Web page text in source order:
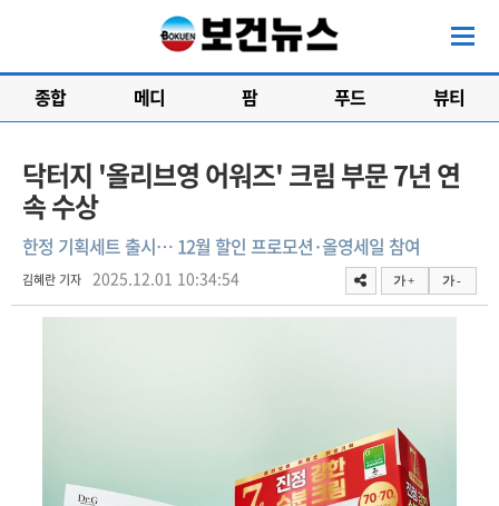
종합 메디 팜 푸드 뷰티
닥터지 '올리브영 어워즈' 크림 부문 7년 연
속 수상
한정 기획세트 출시… 12월 할인 프로모션·올영세일 참여
김혜란 기자 2025.12.01 10:34:54 가 + 가 -